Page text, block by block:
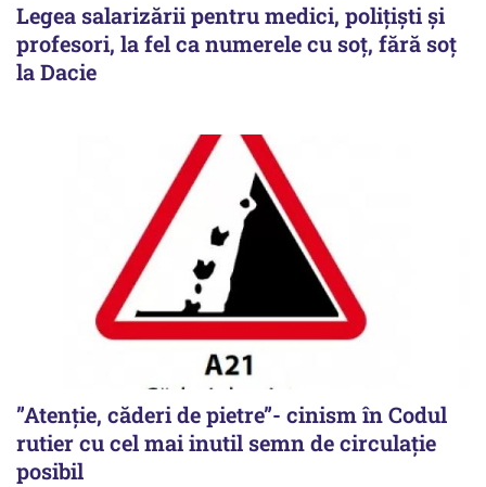
Legea salarizării pentru medici, polițiști și
profesori, la fel ca numerele cu soț, fără soț
la Dacie
”Atenție, căderi de pietre”- cinism în Codul
rutier cu cel mai inutil semn de circulație
posibil